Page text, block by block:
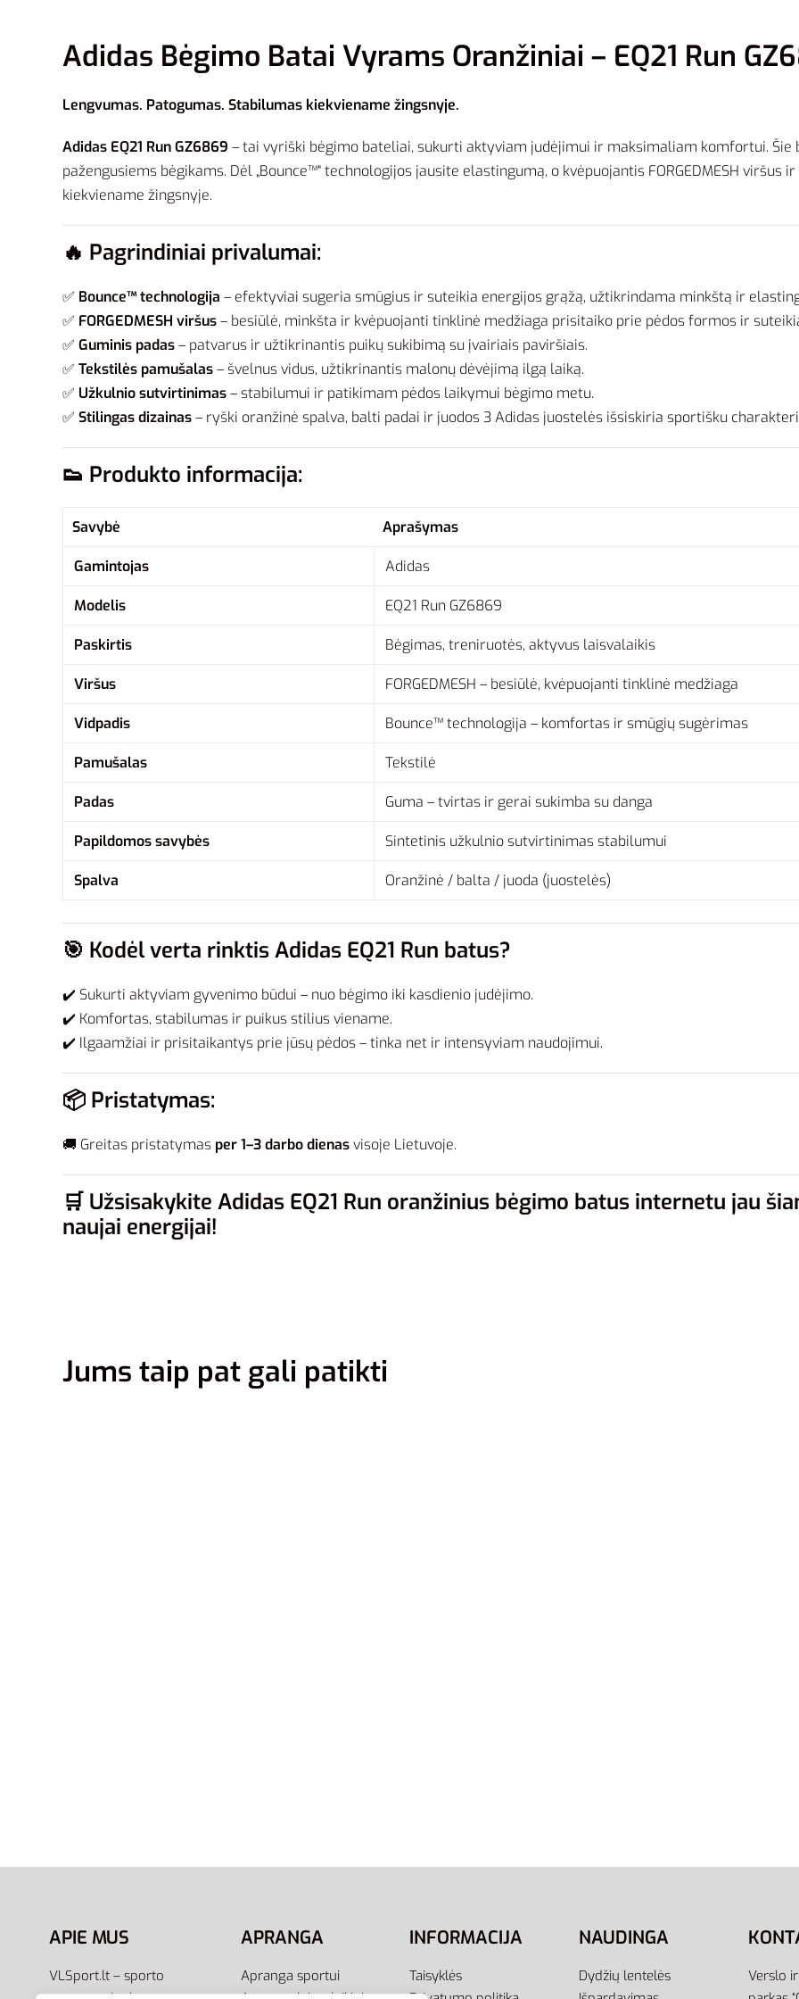
Adidas Bėgimo Batai Vyrams Oranžiniai – EQ21 Run
Lengvumas. Patogumas. Stabilumas kiekviename žingsnyje.
Adidas EQ21 Run GZ6869 – tai vyriški bėgimo bateliai, sukurti aktyviam judėjimui ir maksimaliam komfortui.
pažengusiems bėgikams. Dėl „Bounce™“ technologijos jausite elastingumą, o kvėpuojantis FORGEDMESH
kiekviename žingsnyje.
🔥 Pagrindiniai privalumai:
✅ Bounce™ technologija – efektyviai sugeria smūgius ir suteikia energijos grąžą, užtikrindama minkštą ir
✅ FORGEDMESH viršus– besiūlė, minkšta ir kvėpuojanti tinklinė medžiaga prisitaiko prie pėdos formos ir
✅ Guminis padas– patvarus ir užtikrinantis puikų sukibimą su įvairiais paviršiais.
✅ Tekstilės pamušalas– švelnus vidus, užtikrinantis malonų dėvėjimą ilgą laiką.
✅ Užkulnio sutvirtinimas– stabilumui ir patikimam pėdos laikymui bėgimo metu.
✅ Stilingas dizainas– ryški oranžinė spalva, balti padai ir juodos 3 Adidas juostelės išsiskiria sportišku
👟 Produkto informacija:
Savybė Aprašymas
Gamintojas Adidas
Modelis EQ21 Run GZ6869
Paskirtis Bėgimas, treniruotės, aktyvus laisvalaikis
Viršus FORGEDMESH – besiūlė, kvėpuojanti tinklinė medžiaga
Vidpadis Bounce™ technologija – komfortas ir smūgių sugėrimas
Pamušalas Tekstilė
Padas Guma – tvirtas ir gerai sukimba su danga
Papildomos savybės Sintetinis užkulnio sutvirtinimas stabilumui
Spalva Oranžinė / balta / juoda (juostelės)
🎯 Kodėl verta rinktis Adidas EQ21 Run batus?
✔️ Sukurti aktyviam gyvenimo būdui – nuo bėgimo iki kasdienio judėjimo.
✔️ Komfortas, stabilumas ir puikus stilius viename.
✔️ Ilgaamžiai ir prisitaikantys prie jūsų pėdos – tinka net ir intensyviam naudojimui.
📦 Pristatymas:
🚚 Greitas pristatymas per 1–3 darbo dienasvisoje Lietuvoje.
🛒 Užsisakykite Adidas EQ21 Run oranžinius bėgimo batus internetu jau
naujai energijai!
Jums taip pat gali patikti
Pasirinkti savybes
APIE MUS
VLSport.lt – sporto
APRANGA
Apranga sportui
INFORMACIJA
Taisyklės
NAUDINGA
Dydžių lentelės
Verslo